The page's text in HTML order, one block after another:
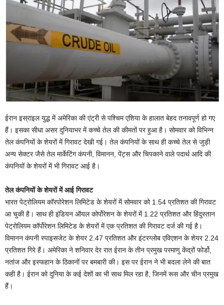
ईरान इस्राइल युद्ध में अमेरिका की एंट्री से पश्चिम एशिया के हालात बेहद तनावपूर्ण हो गए
हैं। इसका सीधा असर दुनियाभर में कच्चे तेल की कीमतों पर हुआ है। सोमवार को विभिन्न
तेल कंपनियों के शेयरों में गिरावट देखी गई। तेल कंपनियों के साथ ही कच्चे तेल से जुड़ी
अन्य सेक्टर जैसे तेल मार्केटिंग कंपनी, विमानन, पेंट्स और चिपकाने वाले पदार्थ आदि की
कंपनियों के शेयरों में भी गिरावट आई है।
तेल कंपनियों के शेयरों में आई गिरावट
भारत पेट्रोलियम कॉरपोरेशन लिमिटेड के शेयरों में सोमवार को 1.54 प्रतिशत की गिरावट
आ चुकी है। साथ ही इंडियन ऑयल कोर्पोरेशन के शेयरों में 1.22 प्रतिशत और हिंदुस्तान
पेट्रोलियम कॉर्पोरेशन लिमिटेड के शेयरों में एक प्रतिशत की गिरावट दर्ज की गई है।
विमानन कंपनी स्पाइसजेट के शेयर 2.47 प्रतिशत और इंटरग्लोब एविएशन के शेयर 2.24
प्रतिशत गिरे हैं। अमेरिका ने शनिवार देर रात ईरान के तीन प्रमुख परमाणु केंद्रों फोर्डो,
नतांज और इस्फहान के ठिकानों पर बमबारी की। इस पर ईरान ने भी बदला लेने की बात
कही है। ईरान को दुनिया के कई देशों का भी साथ मिल रहा है, जिनमें रूस और चीन प्रमुख
हैं।